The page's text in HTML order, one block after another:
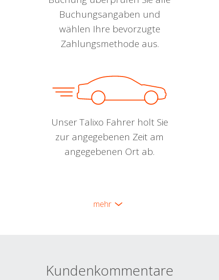
Buchungsangaben und
wählen Ihre bevorzugte
Zahlungsmethode aus.
Unser Talixo Fahrer holt Sie
zur angegebenen Zeit am
angegebenen Ort ab.
mehr
Kundenkommentare